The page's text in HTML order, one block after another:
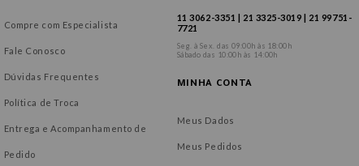
Compre com Especialista
Fale Conosco
Dúvidas Frequentes
Política de Troca
Entrega e Acompanhamento de
Pedido
11 3062-3351 | 21 3325-3019 | 21 99751-
7721
Seg. à Sex. das 09:00h às 18:00h
Sábado das 10:00h às 14:00h
MINHA CONTA
Meus Dados
Meus Pedidos